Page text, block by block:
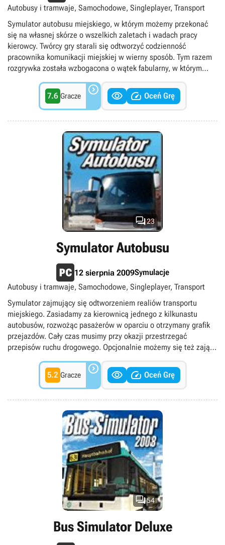
Autobusy i tramwaje, Samochodowe, Singleplayer, Transport
Symulator autobusu miejskiego, w którym możemy przekonać
się na własnej skórze o wszelkich zaletach i wadach pracy
kierowcy. Twórcy gry starali się odtworzyć codzienność
pracownika komunikacji miejskiej w wierny sposób. Tym razem
rozgrywka została wzbogacona o wątek fabularny, w którym
Nowego Jorku – w okolice Times Square, czy terminalu
autobusowego Port Authority.
7.6 Gracze    Oceń Grę
23
Symulator Autobusu
12 sierpnia 2009Symulacje
Autobusy i tramwaje, Samochodowe, Singleplayer, Transport
Symulator zajmujący się odtworzeniem realiów transportu
miejskiego. Zasiadamy za kierownicą jednego z kilkunastu
autobusów, rozwożąc pasażerów w oparciu o otrzymany grafik
przejazdów. Cały czas musimy przy okazji przestrzegać
przepisów ruchu drogowego. Opcjonalnie możemy się też zająć
5.2 Gracze    Oceń Grę
54
Bus Simulator Deluxe